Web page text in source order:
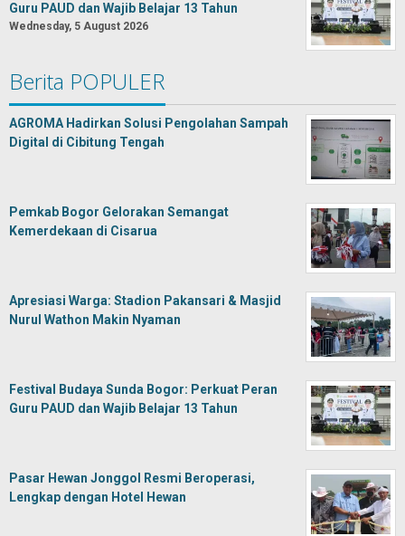
Guru PAUD dan Wajib Belajar 13 Tahun
Wednesday, 5 August 2026
Berita POPULER
AGROMA Hadirkan Solusi Pengolahan Sampah
Digital di Cibitung Tengah
Pemkab Bogor Gelorakan Semangat
Kemerdekaan di Cisarua
Apresiasi Warga: Stadion Pakansari & Masjid
Nurul Wathon Makin Nyaman
Festival Budaya Sunda Bogor: Perkuat Peran
Guru PAUD dan Wajib Belajar 13 Tahun
Pasar Hewan Jonggol Resmi Beroperasi,
Lengkap dengan Hotel Hewan